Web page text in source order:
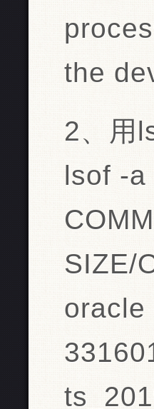
the
2、用
lsof -a
SIZE/
oracle